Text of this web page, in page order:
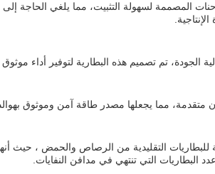
المصممة لسهولة التثبيت، مما يلغي الحاجة
الجودة، تم تصميم هذه البطارية لتوفير أداء
متقدمة، مما يجعلها مصدر طاقة آمن وموثوق
للبطاريات التقليدية من الرصاص والحمض ، حيث
البطاريات التي تنتهي في مدافن النفايات.